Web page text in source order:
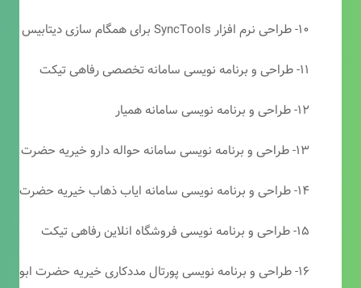
۱۰- طراحی نرم افزار SyncTools برای همگام سازی دیتابیس های SQL Server
۱۱- طراحی و برنامه نویسی سامانه تخصصی رفاهی تیکت
۱۲- طراحی و برنامه نویسی سامانه همیار
۱۳- طراحی و برنامه نویسی سامانه حواله دارو خیریه حضرت ابوالفضل (ع)
۱۴- طراحی و برنامه نویسی سامانه ایاب ذهاب خیریه حضرت ابوالفضل (ع)
۱۵- طراحی و برنامه نویسی فروشگاه انلاین رفاهی تیکت
۱۶- طراحی و برنامه نویسی پورتال مددکاری خیریه حضرت ابوالفضل (ع)